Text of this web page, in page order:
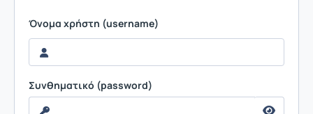
Όνομα χρήστη (username)
Συνθηματικό (password)